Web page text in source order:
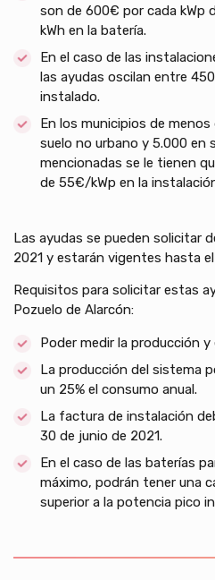
son de 600€ por cada kWp
kWh en la batería.
En el caso de las
las ayudas oscilan entre
instalado.
En los municipios de
suelo no urbano y 5.000 en
mencionadas se le tienen
de 55€/kWp en la
Las ayudas se pueden solicitar
2021 y estarán vigentes hasta
Requisitos para solicitar estas
Pozuelo de Alarcón:
Poder medir la producción y
La producción del sistema
un 25% el consumo anual.
La factura de instalación
30 de junio de 2021.
En el caso de las baterías
máximo, podrán tener una
superior a la potencia pico